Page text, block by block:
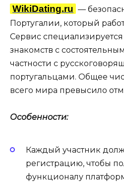
WikiDating.ru —
Португалии, который
Сервис
знакомств с
частности с
португальцами. Общее
всего мира превысило
Особенности:
Каждый участник
регистрацию, чтобы
функционалу